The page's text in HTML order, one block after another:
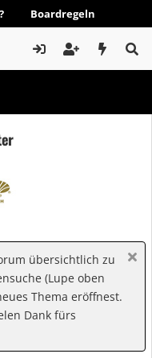
Boardregeln
übersichtlich zu
(Lupe oben
Thema eröffnest.
Dank fürs